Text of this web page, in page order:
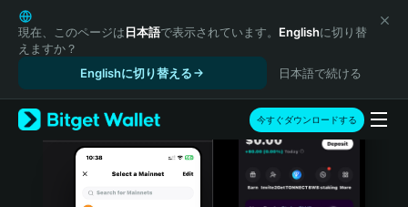
English
日本語
Tiếng Việt
Español (Latinoamérica)
Türkçe
Italiano
現在、このページは日本語で表示されています。 Englishに切り替
えますか？
Englishに切り替える
日本語で続ける
今すぐダウンロードする